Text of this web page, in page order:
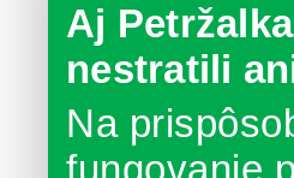
Aj
nestratili
Na